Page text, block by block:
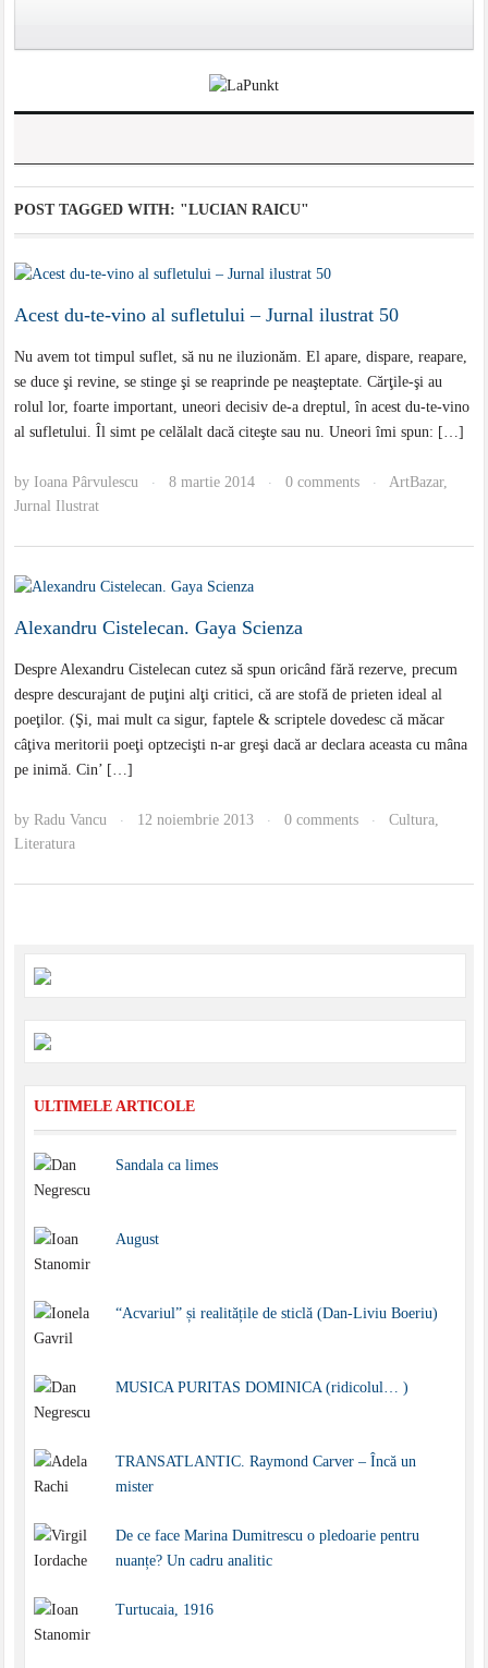
POST TAGGED WITH: "LUCIAN RAICU"
Acest du-te-vino al sufletului – Jurnal ilustrat 50
Nu avem tot timpul suflet, să nu ne iluzionăm. El apare, dispare, reapare,
se duce şi revine, se stinge şi se reaprinde pe neaşteptate. Cărţile-şi au
rolul lor, foarte important, uneori decisiv de-a dreptul, în acest du-te-vino
al sufletului. Îl simt pe celălalt dacă citeşte sau nu. Uneori îmi spun: […]
by Ioana Pârvulescu · 8 martie 2014 · 0 comments · ArtBazar,
Jurnal Ilustrat
Alexandru Cistelecan. Gaya Scienza
Despre Alexandru Cistelecan cutez să spun oricând fără rezerve, precum
despre descurajant de puţini alţi critici, că are stofă de prieten ideal al
poeţilor. (Şi, mai mult ca sigur, faptele & scriptele dovedesc că măcar
câţiva meritorii poeţi optzecişti n-ar greşi dacă ar declara aceasta cu mâna
pe inimă. Cin’ […]
byRadu Vancu · 12 noiembrie 2013 · 0 comments · Cultura,
Literatura
ULTIMELE ARTICOLE
Sandala ca limes
August
“Acvariul” și realitățile de sticlă (Dan-Liviu Boeriu)
MUSICA PURITAS DOMINICA (ridicolul… )
TRANSATLANTIC. Raymond Carver – Încă un
mister
De ce face Marina Dumitrescu o pledoarie pentru
nuanțe? Un cadru analitic
Turtucaia, 1916